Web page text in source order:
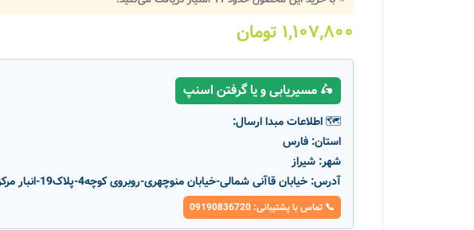
۱,۱۰۷,۸۰۰ تومان
🛵 مسیریابی و یا گرفتن اسنپ
🗺️ اطلاعات مبدا ارسال:
استان:فارس
شهر:شیراز
آدرس:خیابان قاآنی شمالی-خیابان منوچهری-روبروی کوچه4-پلاک19-انبار مرکزی پارسانور
📞 تماس با پشتیبانی: 09190836720